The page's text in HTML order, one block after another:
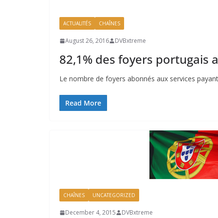
ACTUALITÉS CHAÎNES
August 26, 2016 DVBxtreme
82,1% des foyers portugais
Le nombre de foyers abonnés aux services
Read More
CHAÎNES UNCATEGORIZED
December 4, 2015 DVBxtreme